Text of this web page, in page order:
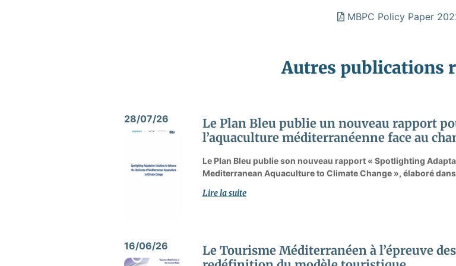
MBPC Policy Paper
Autres publications
28/07/26
Le Plan Bleu publie un nouveau rapport
l’aquaculture méditerranéenne face au
Le Plan Bleu publie son nouveau rapport « Spotlighting
Mediterranean Aquaculture to Climate Change », élaboré
Lire la suite
16/06/26
Le Tourisme Méditerranéen à l’épreuve